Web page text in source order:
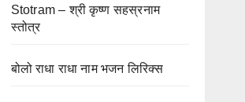
Stotram – श्री कृष्ण सहस्रनाम
स्तोत्र
बोलो राधा राधा नाम भजन लिरिक्स